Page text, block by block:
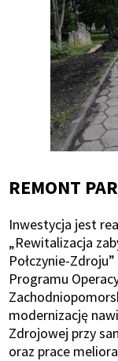
REMONT
Inwestycja jest
„Rewitalizacja
Połczynie-
Programu
modernizację
Zdrojowej przy
oraz prace